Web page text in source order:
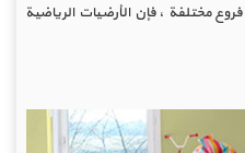
مختلفة ، فإن الأرضيات الرياضية